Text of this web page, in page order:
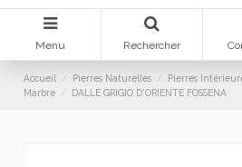
Menu Rechercher
Accueil Pierres Naturelles Pierres
Marbre
DALLE GRIGIO D'ORIENTE FOSSENA